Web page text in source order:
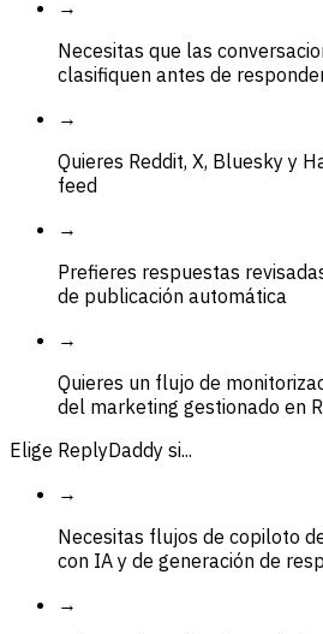
→
Necesitas que las
clasifiquen antes de
→
Quieres Reddit, X, Bluesky y
feed
→
Prefieres respuestas
de publicación automática
→
Quieres un flujo de
del marketing gestionado en
Elige ReplyDaddy si...
→
Necesitas flujos de copiloto
con IA y de generación de
→